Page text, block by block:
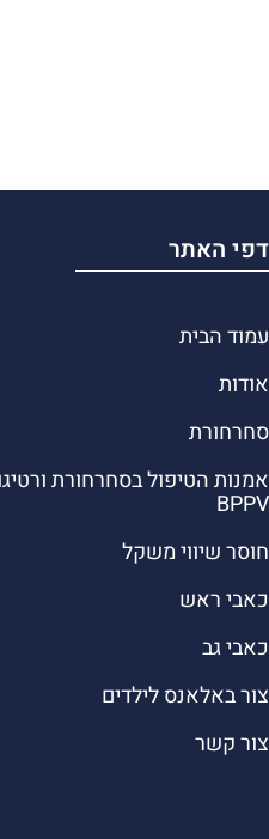
דפי האתר
עמוד הבית
אודות
סחרחורת
אמנות הטיפול בסחרחורת
BPPV
חוסר שיווי משקל
כאבי ראש
כאבי גב
צור באלאנס לילדים
צור קשר